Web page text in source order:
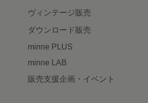
ヴィンテージ販売
ダウンロード販売
minne PLUS
minne LAB
販売支援企画・イベント